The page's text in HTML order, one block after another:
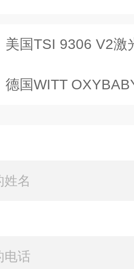
美国TSI 9306 V2激
德国WITT OXYBABY